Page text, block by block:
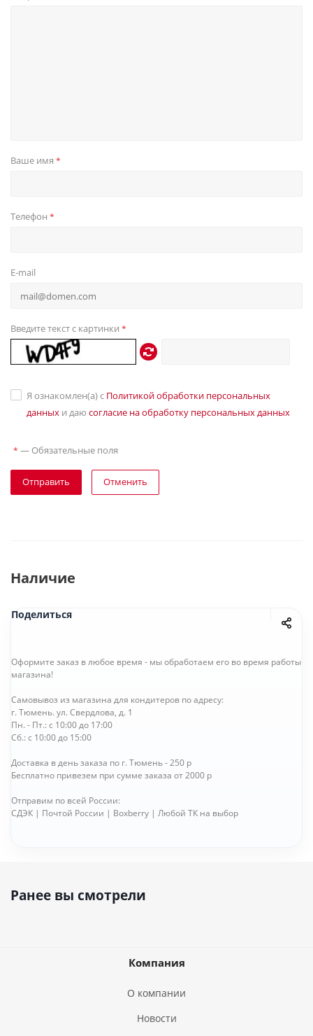
Ваше имя *
Телефон *
E-mail
Введите текст с картинки *
Я ознакомлен(а) с Политикой обработки персональных
данных и даю согласие на обработку персональных данных
* — Обязательные поля
Отправить Отменить
Наличие
Поделиться
Оформите заказ в любое время - мы обработаем его во время работы
магазина!
Самовывоз из магазина для кондитеров по адресу:
г. Тюмень. ул. Свердлова, д. 1
Пн. - Пт.: с 10:00 до 17:00
Сб.: с 10:00 до 15:00
Доставка в день заказа по г. Тюмень - 250 р
Бесплатно привезем при сумме заказа от 2000 р
Отправим по всей России:
СДЭК | Почтой России | Boxberry | Любой ТК на выбор
Ранее вы смотрели
Компания
О компании
Новости